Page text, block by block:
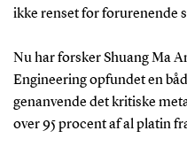
ikke renset for forurenende
Nu har forsker Shuang Ma
Engineering opfundet en
genanvende det kritiske
over 95 procent af al platin